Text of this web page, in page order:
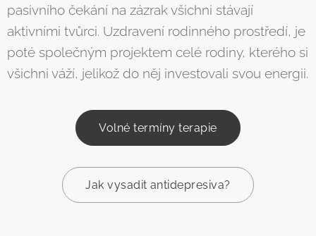
pasivního čekání na zázrak všichni stávají
aktivními tvůrci. Uzdravení rodinného prostředí, je
poté společným projektem celé rodiny, kterého si
všichni váží, jelikož do něj investovali svou energii.
Volné termíny terapie
Jak vysadit antidepresiva?